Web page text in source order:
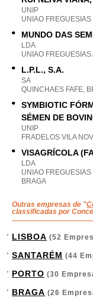
UNIP
UNIAO
MUNDO DAS
LDA
UNIAO
L.P.L., S.A.
SA
QUINCHAES FAFE,
SYMBIOTIC
SÉMEN DE
UNIP
FRADELOS VILA
VISAGRÍCOLA
LDA
UNIAO
BRAGA
Outras empresas de "
classificadas por
LISBOA (52
SANTARÉM (44
PORTO (30
BRAGA (26